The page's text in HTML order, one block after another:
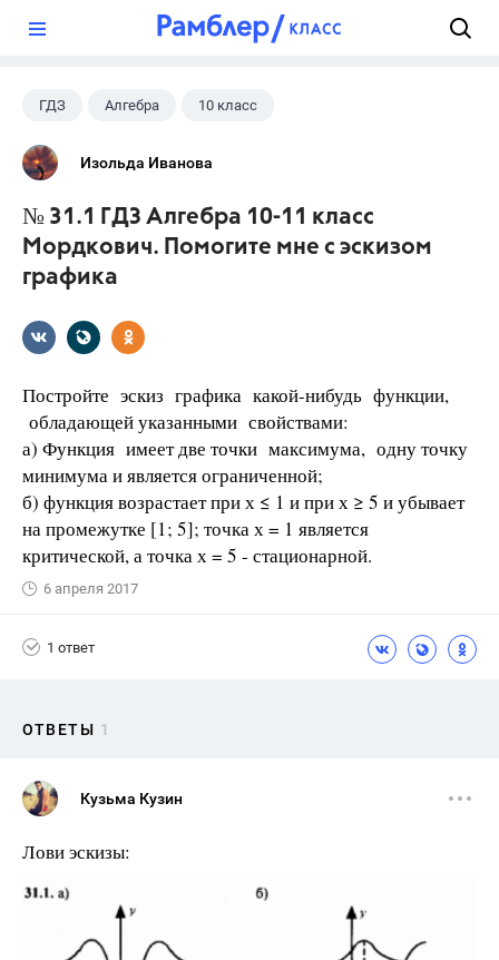
ГДЗ Алгебра 10 класс
11 класс
Изольда Иванова
№ 31.1 ГДЗ Алгебра 10-11 класс
Мордкович. Помогите мне с эскизом
графика
Постройте эскиз графика какой-нибудь функции,
обла­дающей указанными свойствами:
а) Функция имеет две точки максимума, одну точку
минимума и является ограниченной;
б) функция возрастает при х ≤ 1 и при х ≥ 5 и убывает
на промежутке [1; 5]; точка х = 1 является
критической, а точка х = 5 - стационарной.
6 апреля 2017
1 ответ
ОТВЕТЫ 1
Кузьма Кузин
Лови эскизы: